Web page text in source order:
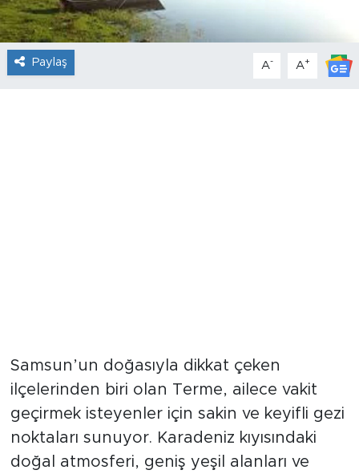
Paylaş A- A+
Samsun’un doğasıyla dikkat çeken
ilçelerinden biri olan Terme, ailece vakit
geçirmek isteyenler için sakin ve keyifli gezi
noktaları sunuyor. Karadeniz kıyısındaki
doğal atmosferi, geniş yeşil alanları ve